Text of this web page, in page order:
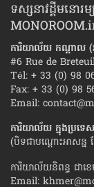
ទស្សនាវដ្ដីមនោរម្
ការិយាល័យ កណ្ដាល (
#6 Rue de
Tél: + 33 (0) 98
Fax: + 33 (0) 98
Email:
ការិយាល័យ ក្នុង​ប្រទេស​
(បិទជាបណ្ដោះអាសន្ន
ការិយាល័យនិពន្ធ ជាខេ
Email: